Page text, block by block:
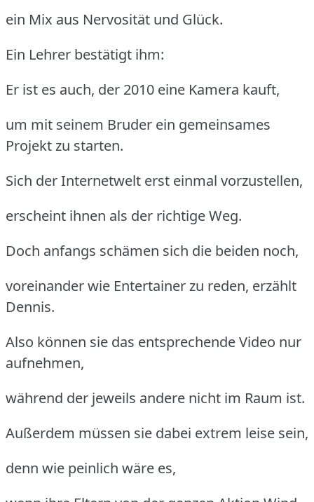
ein Mix aus Nervosität und Glück.
Ein Lehrer bestätigt ihm:
Er ist es auch, der 2010 eine Kamera kauft,
um mit seinem Bruder ein gemeinsames
Projekt zu starten.
Sich der Internetwelt erst einmal vorzustellen,
erscheint ihnen als der richtige Weg.
Doch anfangs schämen sich die beiden noch,
voreinander wie Entertainer zu reden, erzählt
Dennis.
Also können sie das entsprechende Video nur
aufnehmen,
während der jeweils andere nicht im Raum ist.
Außerdem müssen sie dabei extrem leise sein,
denn wie peinlich wäre es,